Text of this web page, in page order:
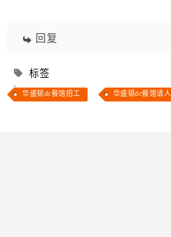
回复
标签
华盛顿dc餐馆招工 华盛顿dc餐馆请人